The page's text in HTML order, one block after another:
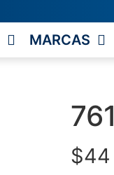
MARCAS
761
$44